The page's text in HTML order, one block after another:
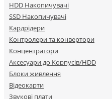
HDD Накопичувачі
SSD Накопичувачі
Кардрідери
Контролери та конвертори
Концентратори
Аксесуари до Корпусів/HDD
Блоки живлення
Відеокарти
Звукові плати